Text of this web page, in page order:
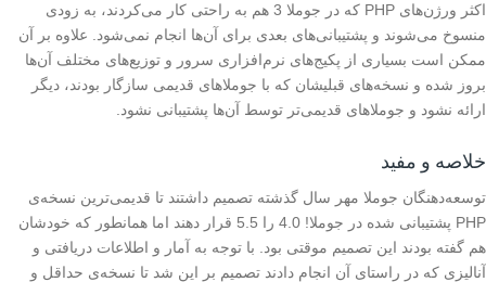
اکثر ورژن‌های PHP که در جوملا 3 هم به راحتی کار می‌کردند، به زودی
منسوخ می‌شوند و پشتیبانی‌های بعدی برای آن‌ها انجام نمی‌شود. علاوه بر آن
ممکن است بسیاری از پکیج‌های نرم‌افزاری سرور و توزیع‌های مختلف آن‌ها
بروز شده و نسخه‌های قبلیشان که با جوملاهای قدیمی سازگار بودند، دیگر
ارائه نشود و جوملاهای قدیمی‌تر توسط آن‌ها پشتیبانی نشود.
خلاصه و مفید
توسعه‌دهنگان جوملا مهر سال گذشته تصمیم داشتند تا قدیمی‌ترین نسخه‌ی
PHP پشتیبانی شده در جوملا! 4.0 را 5.5 قرار دهند اما همانطور که خودشان
هم گفته بودند این تصمیم موقتی بود. با توجه به آمار و اطلاعات دریافتی و
آنالیزی که در راستای آن انجام دادند تصمیم بر این شد تا نسخه‌ی حداقل و